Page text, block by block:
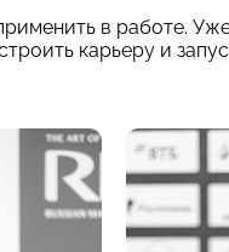
в работе.
карьеру и